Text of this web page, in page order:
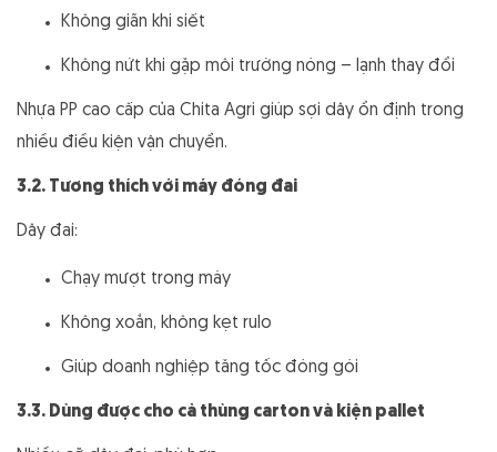
Không giãn khi siết
Không nứt khi gặp môi trường nóng – lạnh thay đổi
Nhựa PP cao cấp của Chita Agri giúp sợi dây ổn định trong
nhiều điều kiện vận chuyển.
3.2. Tương thích với máy đóng đai
Dây đai:
Chạy mượt trong máy
Không xoắn, không kẹt rulo
Giúp doanh nghiệp tăng tốc đóng gói
3.3. Dùng được cho cả thùng carton và kiện pallet